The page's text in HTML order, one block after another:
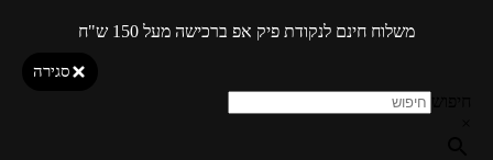
משלוח חינם לנקודת פיק אפ ברכישה מעל 150 ש"ח
סגירה